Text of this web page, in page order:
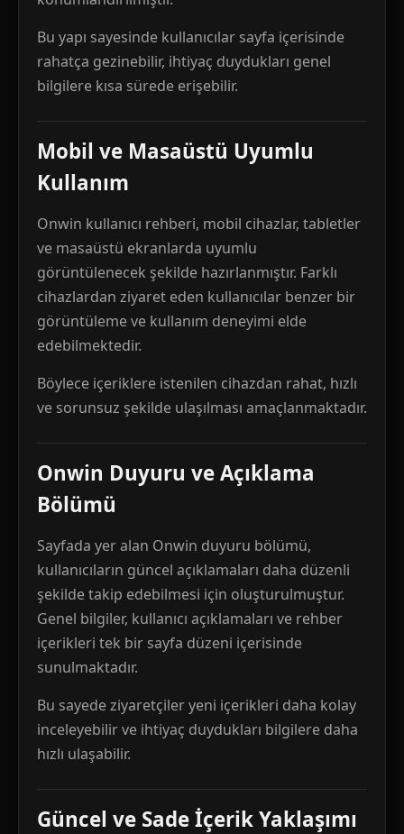
Bu yapı sayesinde kullanıcılar sayfa içerisinde
rahatça gezinebilir, ihtiyaç duydukları genel
bilgilere kısa sürede erişebilir.
Mobil ve Masaüstü Uyumlu
Kullanım
Onwin kullanıcı rehberi, mobil cihazlar, tabletler
ve masaüstü ekranlarda uyumlu
görüntülenecek şekilde hazırlanmıştır. Farklı
cihazlardan ziyaret eden kullanıcılar benzer bir
görüntüleme ve kullanım deneyimi elde
edebilmektedir.
Böylece içeriklere istenilen cihazdan rahat, hızlı
ve sorunsuz şekilde ulaşılması amaçlanmaktadır.
Onwin Duyuru ve Açıklama
Bölümü
Sayfada yer alan Onwin duyuru bölümü,
kullanıcıların güncel açıklamaları daha düzenli
şekilde takip edebilmesi için oluşturulmuştur.
Genel bilgiler, kullanıcı açıklamaları ve rehber
içerikleri tek bir sayfa düzeni içerisinde
sunulmaktadır.
Bu sayede ziyaretçiler yeni içerikleri daha kolay
inceleyebilir ve ihtiyaç duydukları bilgilere daha
hızlı ulaşabilir.
Güncel ve Sade İçerik Yaklaşımı